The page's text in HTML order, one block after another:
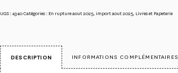
UGS :4340Catégories : En rupture aout 2025, import aout 2025, Livres et Papeterie
DESCRIPTION INFORMATIONS COMPLÉMENTAIRES